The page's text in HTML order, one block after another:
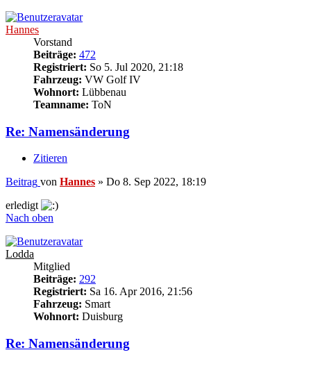
Hannes
Vorstand
Beiträge: 472
Registriert: So 5. Jul 2020, 21:18
Fahrzeug: VW Golf IV
Wohnort: Lübbenau
Teamname: ToN
Re: Namensänderung
Zitieren
Beitrag von Hannes » Do 8. Sep 2022, 18:19
erledigt
Nach oben
Lodda
Mitglied
Beiträge: 292
Registriert: Sa 16. Apr 2016, 21:56
Fahrzeug: Smart
Wohnort: Duisburg
Re: Namensänderung